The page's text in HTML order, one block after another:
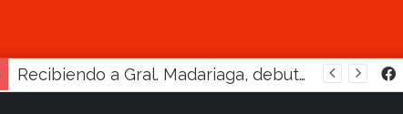
Oficial: la Liga apeló a viejo formato para el “Clausura”